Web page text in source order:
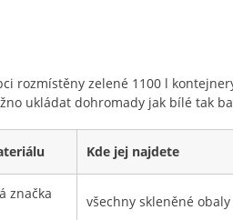
rozmístěny zelené 1100 l
ukládat dohromady jak bílé tak
Kde jej najdete
značka
všechny skleněné obaly